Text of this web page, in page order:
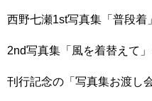
西野七瀬1st写真集「普段着
2nd写真集「風を着替えて
刊行記念の「写真集お渡し